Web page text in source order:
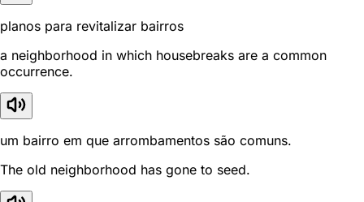
planos para revitalizar bairros
a neighborhood in which housebreaks are a common
occurrence.
um bairro em que arrombamentos são comuns.
The old neighborhood has gone to seed.